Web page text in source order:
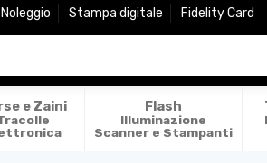
Noleggio Stampa digitale Fidelity Card
e Zaini Flash
Illuminazione
Scanner e Stampanti